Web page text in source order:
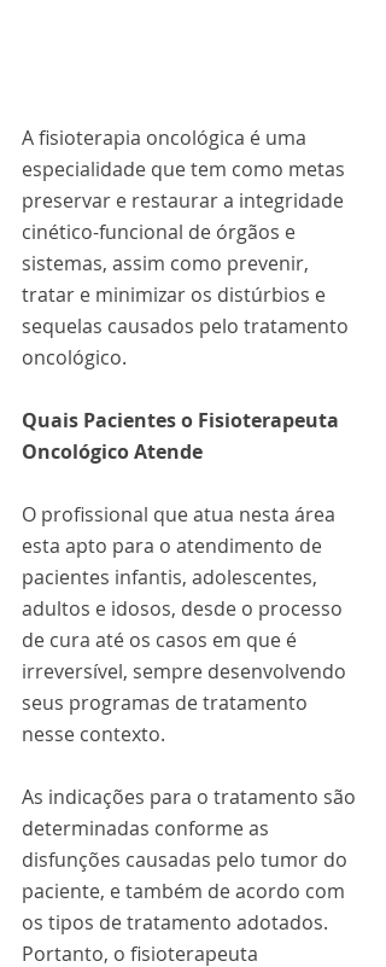
A fisioterapia oncológica é uma
especialidade que tem como metas
preservar e restaurar a integridade
cinético-funcional de órgãos e
sistemas, assim como prevenir,
tratar e minimizar os distúrbios e
sequelas causados pelo tratamento
oncológico.
Quais Pacientes o Fisioterapeuta
Oncológico Atende
O profissional que atua nesta área
esta apto para o atendimento de
pacientes infantis, adolescentes,
adultos e idosos, desde o processo
de cura até os casos em que é
irreversível, sempre desenvolvendo
seus programas de tratamento
nesse contexto.
As indicações para o tratamento são
determinadas conforme as
disfunções causadas pelo tumor do
paciente, e também de acordo com
os tipos de tratamento adotados.
Portanto, o fisioterapeuta